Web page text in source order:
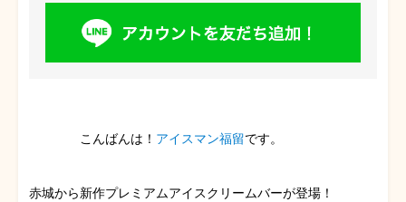
こんばんは！ アイスマン福留です。
赤城から新作プレミアムアイスクリームバーが登場！